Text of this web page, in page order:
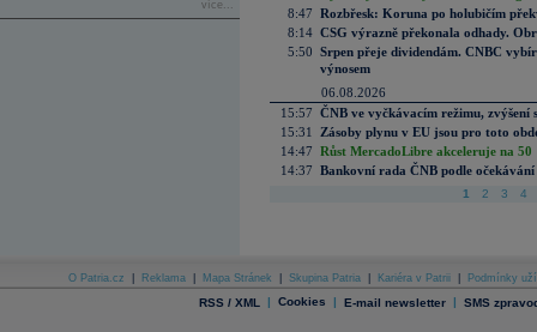
více...
8:47 Rozbřesk: Koruna po holubičím
8:14 CSG výrazně překonala odhady.
5:50 Srpen přeje dividendám. CNBC
výnosem
06.08.2026
15:57 ČNB ve vyčkávacím režimu, zvýšení
15:31
Zásoby plynu v EU jsou pro toto
14:47 Růst MercadoLibre akceleruje na
14:37 Bankovní rada ČNB podle
1 2 3 4
O Patria.cz Reklama Mapa Stránek Skupina Patria Kariéra v Patrii Podmínky
RSS / XML | Cookies | E-mail newsletter | SMS